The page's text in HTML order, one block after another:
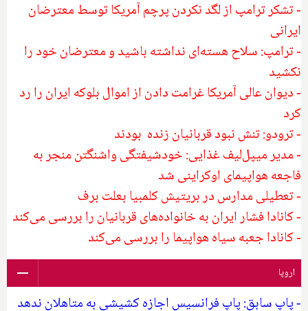
- تشکر ترامپ از لگد نکردن پرچم آمریکا توسط معترضان
ایرانی
- ترامپ: سلاح هسته‌ای نداشته باشید و معترضان خود را
نکشید
- دیوان عالی آمریکا غرامت دادن از اموال بلوکه ایران را رد
کرد
- ترودو: تنش نبود قربانیان زنده بودند
- مدیر میپل‌لیف غذایی: خودشیفتگی واشنگتن منجر به
فاجعه هواپیمای اوکراینی شد
- تعطیلی مدارس در بریتیش کلمبیا بعلت برف
- کانادا فشار ایران به خانواده‌های قربانیان را بررسی می‌کند
- کانادا جعبه سیاه هواپیما را بررسی می‌کند
اروپا
- پاپ سابق: پاپ فرانسیس اجازه کشیشی به متاهلان ندهد